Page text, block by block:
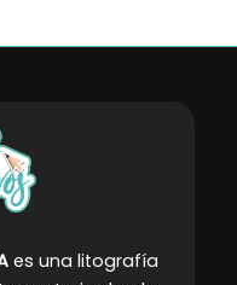
es una litografía